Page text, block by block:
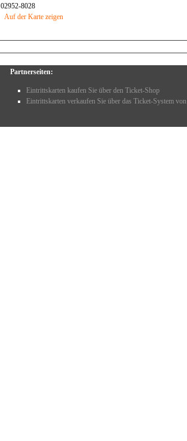
02952-8028
Auf der Karte zeigen
Partnerseiten:
Eintrittskarten kaufen Sie über den Ticket-Shop
Eintrittskarten verkaufen Sie über das Ticket-System